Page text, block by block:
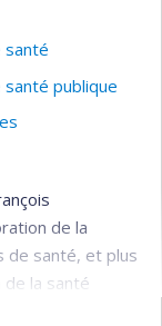
santé
publique
de la
de santé, et plus
la santé
et équitable.